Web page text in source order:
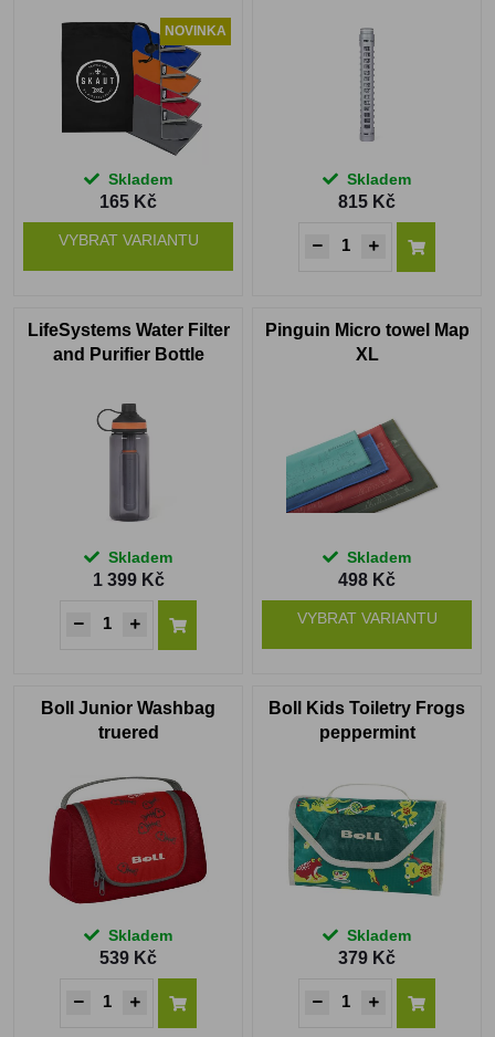
NOVINKA
Skladem
165 Kč
VYBRAT VARIANTU
Skladem
815 Kč
LifeSystems Water Filter
and Purifier Bottle
Skladem
1 399 Kč
Pinguin Micro towel Map
XL
Skladem
498 Kč
VYBRAT VARIANTU
Boll Junior Washbag
truered
Skladem
539 Kč
Boll Kids Toiletry Frogs
peppermint
Skladem
379 Kč